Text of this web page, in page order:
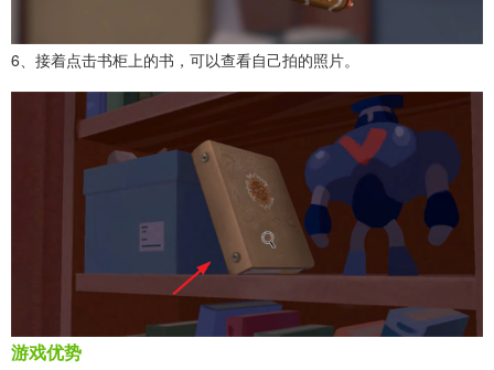
6、接着点击书柜上的书，可以查看自己拍的照片。
游戏优势